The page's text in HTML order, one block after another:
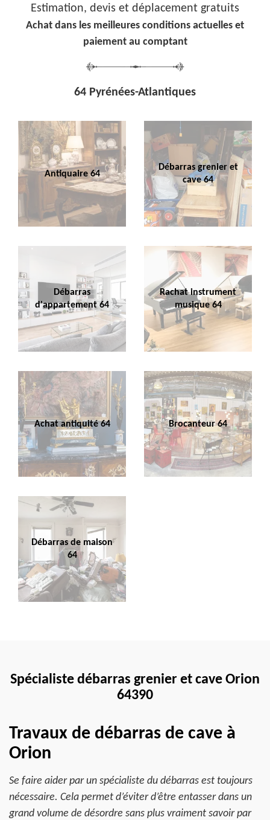
Estimation, devis et déplacement gratuits
Achat dans les meilleures conditions actuelles et
paiement au comptant
64 Pyrénées-Atlantiques
Antiquaire 64
Débarras grenier et
cave 64
Débarras
d'appartement 64
Rachat instrument
musique 64
Achat antiquité 64 Brocanteur 64
Débarras de maison
64
Spécialiste débarras grenier et cave Orion
64390
Travaux de débarras de cave à
Orion
Se faire aider par un spécialiste du débarras est toujours
nécessaire. Cela permet d’éviter d’être entasser dans un
grand volume de désordre sans plus vraiment savoir par